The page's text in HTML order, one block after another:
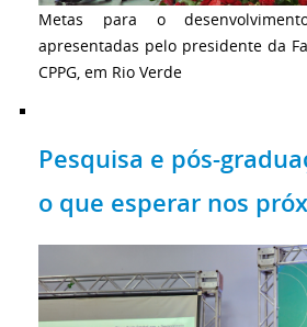
Metas para o
apresentadas pelo presidente da
CPPG, em Rio Verde
Pesquisa e pós-
o que esperar nos